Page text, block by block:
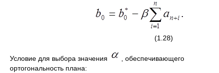
(1.28)
Условие для выбора значения
, обеспечивающего
ортогональность плана: